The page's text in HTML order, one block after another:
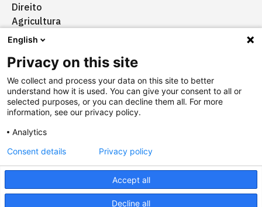
Direito
Agricultura
Certificação
Aquisições
Copyright © 2025 Câmara Brasil-Alemanha
Termos
Designed byagência ili
Powered byfalcotec
English
Privacy on this site
We collect and process your data on this site to better
understand how it is used. You can give your consent to all or
selected purposes, or you can decline them all. For more
information, see our privacy policy.
Analytics
Accept all
Decline all
Consent details Privacy policy